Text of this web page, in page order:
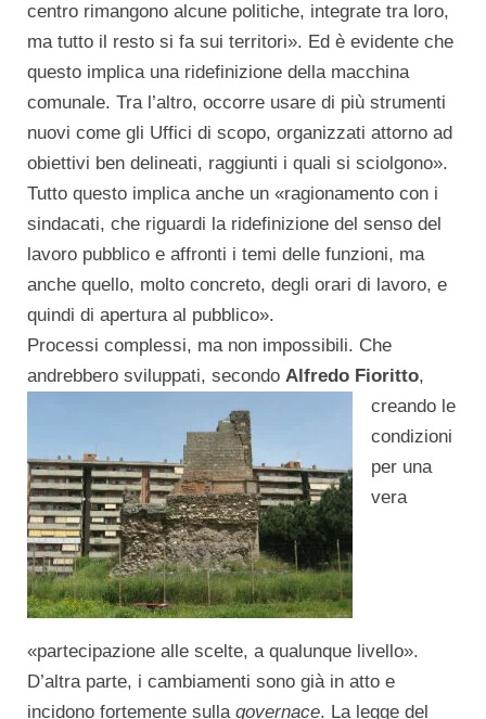
centro rimangono alcune politiche, integrate tra loro,
ma tutto il resto si fa sui territori». Ed è evidente che
questo implica una ridefinizione della macchina
comunale. Tra l’altro, occorre usare di più strumenti
nuovi come gli Uffici di scopo, organizzati attorno ad
obiettivi ben delineati, raggiunti i quali si sciolgono».
Tutto questo implica anche un «ragionamento con i
sindacati, che riguardi la ridefinizione del senso del
lavoro pubblico e affronti i temi delle funzioni, ma
anche quello, molto concreto, degli orari di lavoro, e
quindi di apertura al pubblico».
Processi complessi, ma non impossibili. Che
andrebbero sviluppati, secondo Alfredo Fioritto,
creando le
condizioni
per una
vera
«partecipazione alle scelte, a qualunque livello».
D’altra parte, i cambiamenti sono già in atto e
incidono fortemente sulla governace. La legge del